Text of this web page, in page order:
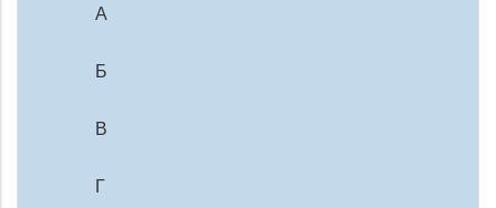
А
Б
В
Г